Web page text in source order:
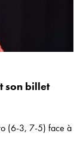
son billet
(6-3, 7-5) face à